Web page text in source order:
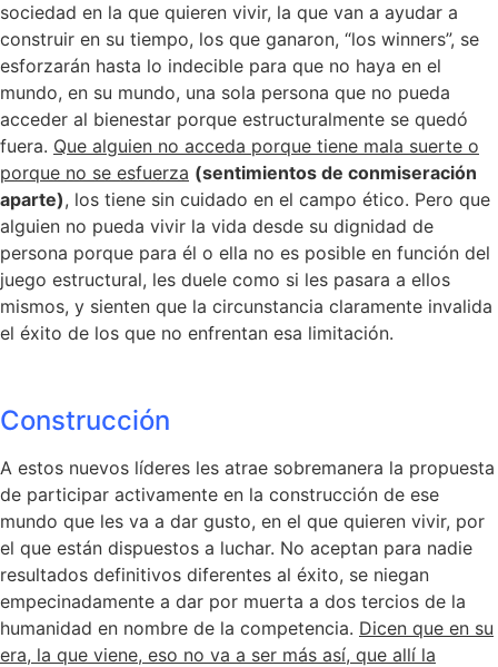
sociedad en la que quieren vivir, la que van a ayudar a
construir en su tiempo, los que ganaron, “los winners”, se
esforzarán hasta lo indecible para que no haya en el
mundo, en su mundo, una sola persona que no pueda
acceder al bienestar porque estructuralmente se quedó
fuera. Que alguien no acceda porque tiene mala suerte o
porque no se esfuerza (sentimientos de conmiseración
aparte), los tiene sin cuidado en el campo ético. Pero que
alguien no pueda vivir la vida desde su dignidad de
persona porque para él o ella no es posible en función del
juego estructural, les duele como si les pasara a ellos
mismos, y sienten que la circunstancia claramente invalida
el éxito de los que no enfrentan esa limitación.
Construcción
A estos nuevos líderes les atrae sobremanera la propuesta
de participar activamente en la construcción de ese
mundo que les va a dar gusto, en el que quieren vivir, por
el que están dispuestos a luchar. No aceptan para nadie
resultados definitivos diferentes al éxito, se niegan
empecinadamente a dar por muerta a dos tercios de la
humanidad en nombre de la competencia. Dicen que en su
era, la que viene, eso no va a ser más así, que allí la